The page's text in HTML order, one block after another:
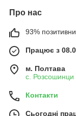
Про нас
93%
Працює з
м. Полтава
с. Розсошинци
Контакти
Сьогодні